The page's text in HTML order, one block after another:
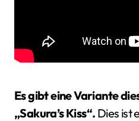
Es gibt eine Variante
„Sakura’s Kiss“. Dies ist